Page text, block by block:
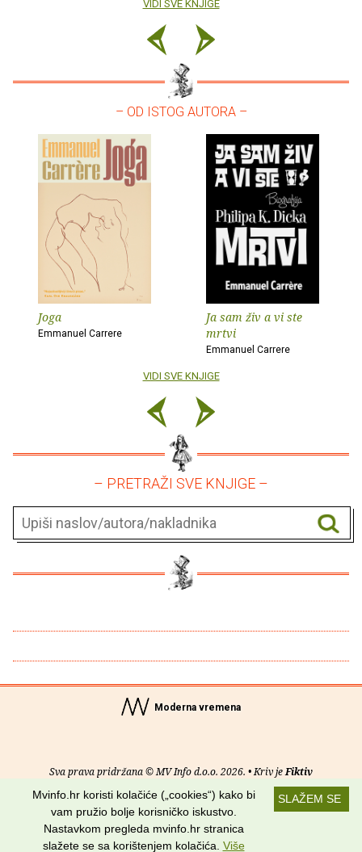
VIDI SVE KNJIGE
– OD ISTOG AUTORA –
Joga
Emmanuel Carrere
Ja sam živ a vi ste
mrtvi
Emmanuel Carrere
VIDI SVE KNJIGE
– PRETRAŽI SVE KNJIGE –
Moderna vremena
Sva prava pridržana © MV Info d.o.o. 2026. • Kriv jeFiktiv
O nama• Pomoć• Uvjeti korištenja•RSS kanali
Potraži nas na:
SLAŽEM SE
Mvinfo.hr koristi kolačiće („cookies“) kako bi
vam pružio bolje korisničko iskustvo.
Nastavkom pregleda mvinfo.hr stranica
slažete se sa korištenjem kolačića. Više